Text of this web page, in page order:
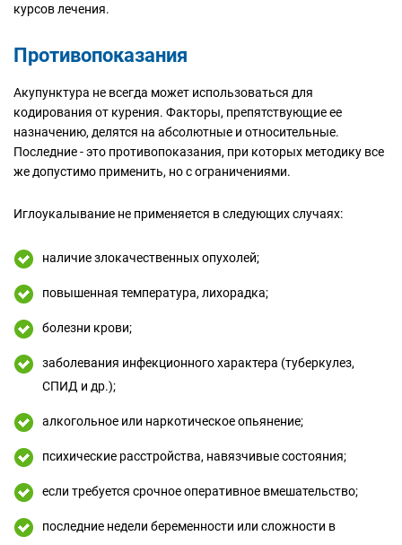
курсов лечения.
Противопоказания
Акупунктура не всегда может использоваться для
кодирования от курения. Факторы, препятствующие ее
назначению, делятся на абсолютные и относительные.
Последние - это противопоказания, при которых методику все
же допустимо применить, но с ограничениями.
Иглоукалывание не применяется в следующих случаях:
наличие злокачественных опухолей;
повышенная температура, лихорадка;
болезни крови;
заболевания инфекционного характера (туберкулез,
СПИД и др.);
алкогольное или наркотическое опьянение;
психические расстройства, навязчивые состояния;
если требуется срочное оперативное вмешательство;
последние недели беременности или сложности в